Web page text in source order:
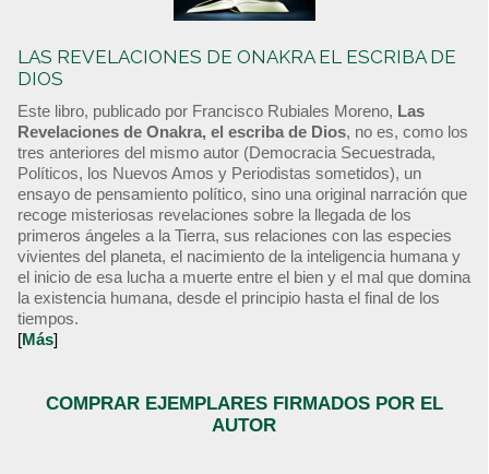
LAS REVELACIONES DE ONAKRA EL ESCRIBA DE
DIOS
Este libro, publicado por Francisco Rubiales Moreno, Las
Revelaciones de Onakra, el escriba de Dios, no es, como los
tres anteriores del mismo autor (Democracia Secuestrada,
Políticos, los Nuevos Amos y Periodistas sometidos), un
ensayo de pensamiento político, sino una original narración que
recoge misteriosas revelaciones sobre la llegada de los
primeros ángeles a la Tierra, sus relaciones con las especies
vivientes del planeta, el nacimiento de la inteligencia humana y
el inicio de esa lucha a muerte entre el bien y el mal que domina
la existencia humana, desde el principio hasta el final de los
tiempos.
[Más]
COMPRAR EJEMPLARES FIRMADOS POR EL
AUTOR